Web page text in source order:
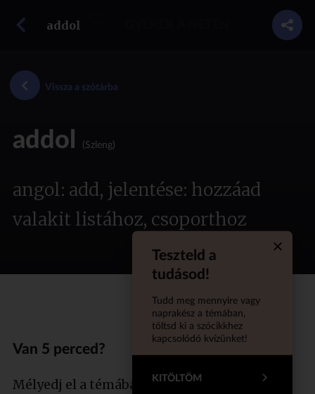
addol
Vissza a szótárba
addol (Szleng)
angol: add, jelentése: hozzáad
valakit listához, csoporthoz
Teszteld a
tudásod!
Tudd meg mennyire vagy
naprakész a témában,
töltsd ki a szócikkhez
kapcsolódó kvízünket!
KITÖLTÖM
Van 5 perced?
Mélyedj el a témában szakértőnkkel!